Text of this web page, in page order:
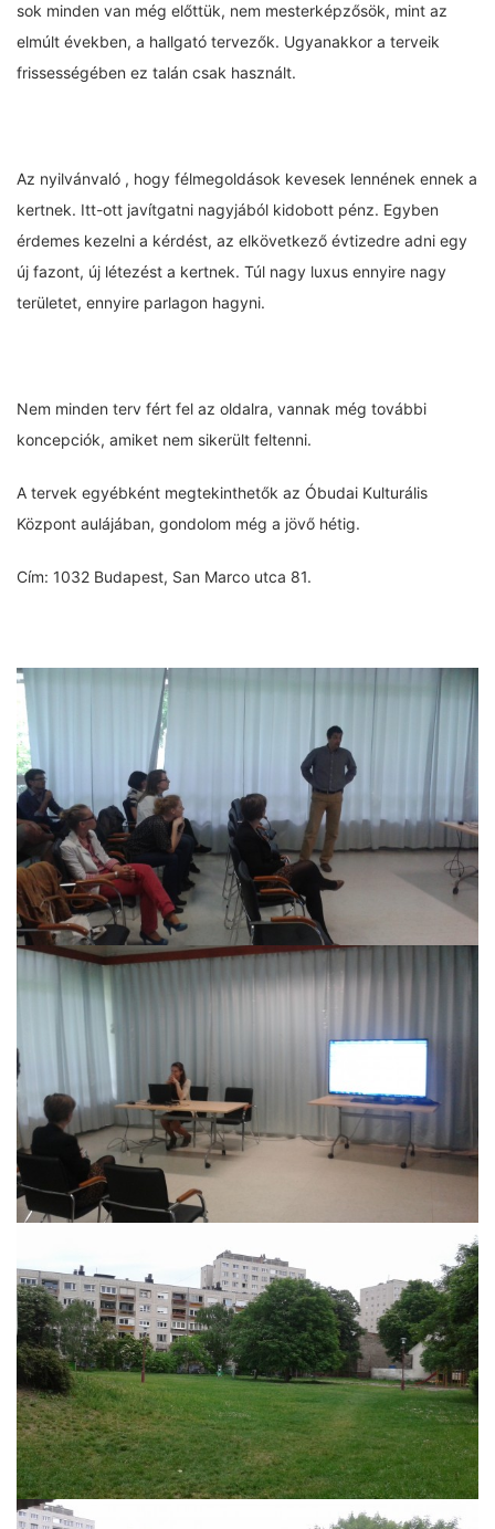
sok minden van még előttük, nem mesterképzősök, mint az
elmúlt években, a hallgató tervezők. Ugyanakkor a terveik
frissességében ez talán csak használt.
Az nyilvánvaló , hogy félmegoldások kevesek lennének ennek a
kertnek. Itt-ott javítgatni nagyjából kidobott pénz. Egyben
érdemes kezelni a kérdést, az elkövetkező évtizedre adni egy
új fazont, új létezést a kertnek. Túl nagy luxus ennyire nagy
területet, ennyire parlagon hagyni.
Nem minden terv fért fel az oldalra, vannak még további
koncepciók, amiket nem sikerült feltenni.
A tervek egyébként megtekinthetők az Óbudai Kulturális
Központ aulájában, gondolom még a jövő hétig.
Cím: 1032 Budapest, San Marco utca 81.